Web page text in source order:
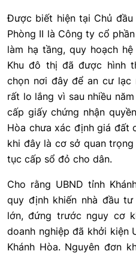
Được biết hiện tại Chủ
Phòng II là Công ty cổ
làm hạ tầng, quy hoạch
Khu đô thị đã được hình
chọn nơi đây để an cư lạc
rất lo lắng vì sau nhiều
cấp giấy chứng nhận
Hòa chưa xác định giá đất
khi đây là cơ sở quan
tục cấp sổ đỏ cho dân.
Cho rằng UBND tỉnh
quy định khiến nhà đầu
lớn, đứng trước nguy cơ
doanh nghiệp đã khởi kiện
Khánh Hòa. Nguyên đơn